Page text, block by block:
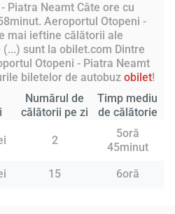
Piatra Neamt Câte ore cu
Aeroportul Otopeni -
mai ieftine călătorii ale
sunt la obilet.com Dintre
Otopeni - Piatra Neamt
biletelor de autobuz obilet!
Numărul de
călătorii pe zi
Timp mediu
de călătorie
2
5oră
45minut
15 6oră